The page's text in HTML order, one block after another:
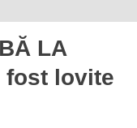
LA
fost lovite